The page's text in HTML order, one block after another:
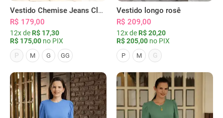
Vestido Chemise Jeans Clássica Serena
R$ 179,00
12x de R$ 17,30
R$ 175,00 no PIX
P
M G GG
Vestido longo rosê
R$ 209,00
12x de R$ 20,20
R$ 205,00 no PIX
P M G